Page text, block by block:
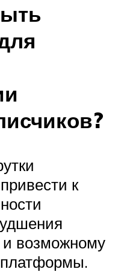
к
и возможному